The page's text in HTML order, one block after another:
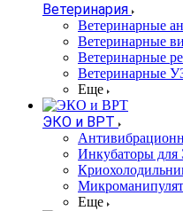
Ветеринария
Ветеринарные
Ветеринарные
Ветеринарные
Ветеринарные
Еще
ЭКО и ВРТ
Инкубаторы
Еще